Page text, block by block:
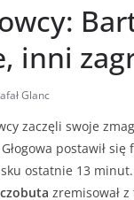
inni
Glanc
swoje
Głogowa postawił
ostatnie 13
zremisował